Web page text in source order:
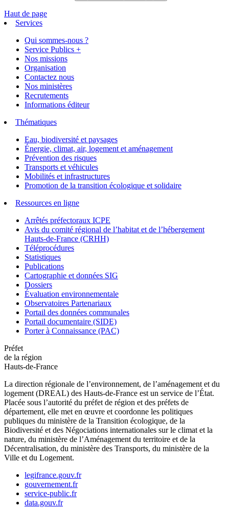
Haut de page
Services
Qui sommes-nous ?
Service Publics +
Nos missions
Organisation
Contactez nous
Nos ministères
Recrutements
Informations éditeur
Thématiques
Eau, biodiversité et paysages
Énergie, climat, air, logement et aménagement
Prévention des risques
Transports et véhicules
Mobilités et infrastructures
Promotion de la transition écologique et solidaire
Ressources en ligne
Arrêtés préfectoraux ICPE
Avis du comité régional de l’habitat et de l’hébergement
Hauts-de-France (CRHH)
Téléprocédures
Statistiques
Publications
Cartographie et données SIG
Dossiers
Évaluation environnementale
Observatoires Partenariaux
Portail des données communales
Portail documentaire (SIDE)
Porter à Connaissance (PAC)
Préfet
de la région
Hauts-de-France
La direction régionale de l’environnement, de l’aménagement et du
logement (DREAL) des Hauts-de-France est un service de l’État.
Placée sous l’autorité du préfet de région et des préfets de
département, elle met en œuvre et coordonne les politiques
publiques du ministère de la Transition écologique, de la
Biodiversité et des Négociations internationales sur le climat et la
nature, du ministère de l’Aménagement du territoire et de la
Décentralisation, du ministère des Transports, du ministère de la
Ville et du Logement.
legifrance.gouv.fr
gouvernement.fr
service-public.fr
data.gouv.fr